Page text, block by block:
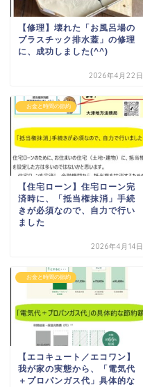
【修理】壊れた「お風呂場の
プラスチック排水蓋」の修理
に、成功しました(^^)
2026年4月22日
お金と時間の節約
【住宅ローン】住宅ローン完
済時に、「抵当権抹消」手続
きが必須なので、自力で行い
ました
2026年4月14日
お金と時間の節約
【エコキュート／エコワン】
我が家の実態から、「電気代
＋プロパンガス代」具体的な